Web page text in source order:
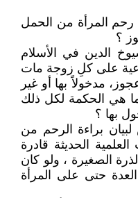
رحم المرأة من الحمل
؟
الدين في الأسلام
على كلِ زوجة مات
مدخولاً بها أو غير
هي الحكمة لكل ذلك
بها ؟
براءة الرحم من
العلمية الحديثة قادرة
الصغيرة ، ولو كان
حتى على المرأة